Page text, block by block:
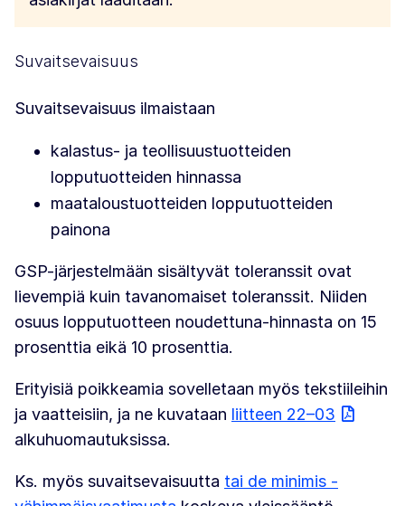
Suvaitsevaisuus
Suvaitsevaisuus ilmaistaan
kalastus- ja teollisuustuotteiden
lopputuotteiden hinnassa
maataloustuotteiden lopputuotteiden
painona
GSP-järjestelmään sisältyvät toleranssit ovat
lievempiä kuin tavanomaiset toleranssit. Niiden
osuus lopputuotteen noudettuna-hinnasta on 15
prosenttia eikä 10 prosenttia.
Erityisiä poikkeamia sovelletaan myös tekstiileihin
ja vaatteisiin, ja ne kuvataan liitteen 22–03
alkuhuomautuksissa.
Ks. myös suvaitsevaisuutta tai de minimis -